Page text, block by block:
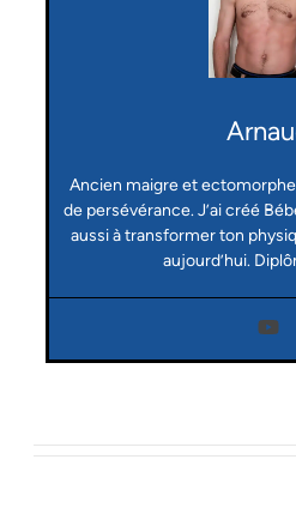
Ancien maigre et
de persévérance. J’ai créé
aussi à transformer ton
aujourd’hui.